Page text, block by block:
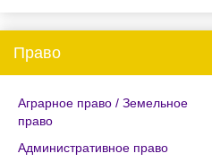
Право
Аграрное право / Земельное
право
Административное право